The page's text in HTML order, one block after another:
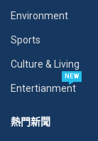
Environment
Sports
Culture & Living
Entertianment
NEW
熱門新聞